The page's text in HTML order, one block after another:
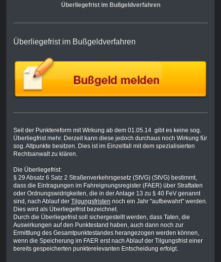
Überliegefrist im Bußgeldverfahren
Überliegefrist im Bußgeldverfahren
Seit der Punktereform mit Wirkung ab dem 01.05.14 gibt es keine sog.
Überliegfrist mehr. Derzeit kann diese jedoch durchaus noch Wirkung für
sog. Altpunkte besitzen. Dies ist im Einzelfall mit dem spezialisierten
Rechtsanwalt zu klären.
Die Überliegefrist:
§ 29 Absatz 6 Satz 2 Straßenverkehrsgesetz (StVG) (StVG) bestimmt,
dass die Eintragungen im Fahreignungsregister (FAER) über Straftaten
oder Ordnungswidrigkeiten, die in der Anlage 13 zu § 40 FeV genannt
sind, nach Ablauf der Tilgungsfristen noch ein Jahr "aufbewahrt" werden.
Dies wird als Überliegefrist bezeichnet.
Durch die Überliegefrist soll sichergestellt werden, dass Taten, die
Auswirkungen auf den Punktestand haben, auch dann noch zur
Ermittlung des Gesamtpunktestandes herangezogen werden können,
wenn die Speicherung im FAER erst nach Ablauf der Tilgungsfrist einer
bereits gespeicherten punkterelevanten Entscheidung erfolgt.